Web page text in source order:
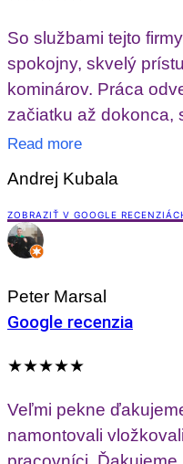
So službami tejto
spokojny, skvelý
kominárov. Práca
začiatku až dokonca,
napomocnosť vo
Read more
Andrej Kubala
ZOBRAZIŤ V GOOGLE
Peter Marsal
Google recenzia
★★★★★
Veľmi pekne
namontovali